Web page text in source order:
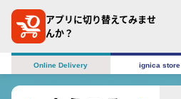
アプリに切り替えてみませ
んか？
Online Delivery ignica store